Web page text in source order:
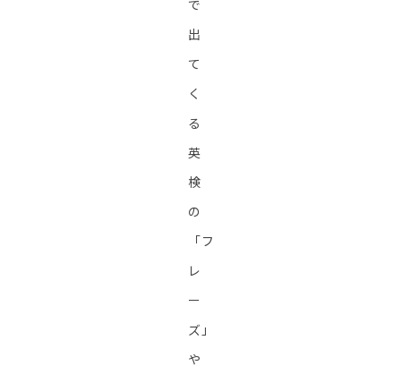
で
出
て
く
る
英
検
の
「フ
レ
ー
ズ」
や